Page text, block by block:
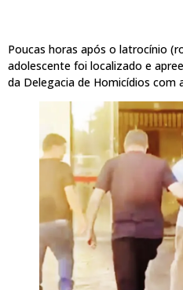
Poucas horas após o latrocínio
adolescente foi localizado e
da Delegacia de Homicídios com